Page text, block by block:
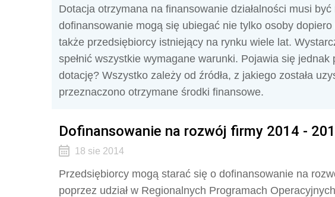
Dotacja otrzymana na finansowanie działalności musi
dofinansowanie mogą się ubiegać nie tylko osoby
także przedsiębiorcy istniejący na rynku wiele lat.
spełnić wszystkie wymagane warunki. Pojawia się
dotację? Wszystko zależy od źródła, z jakiego została
przeznaczono otrzymane środki finansowe.
Dofinansowanie na rozwój firmy 2014 -
18 sie 2014
Przedsiębiorcy mogą starać się o dofinansowanie na
poprzez udział w Regionalnych Programach